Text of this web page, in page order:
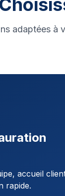
adaptées à
accueil
rapide.